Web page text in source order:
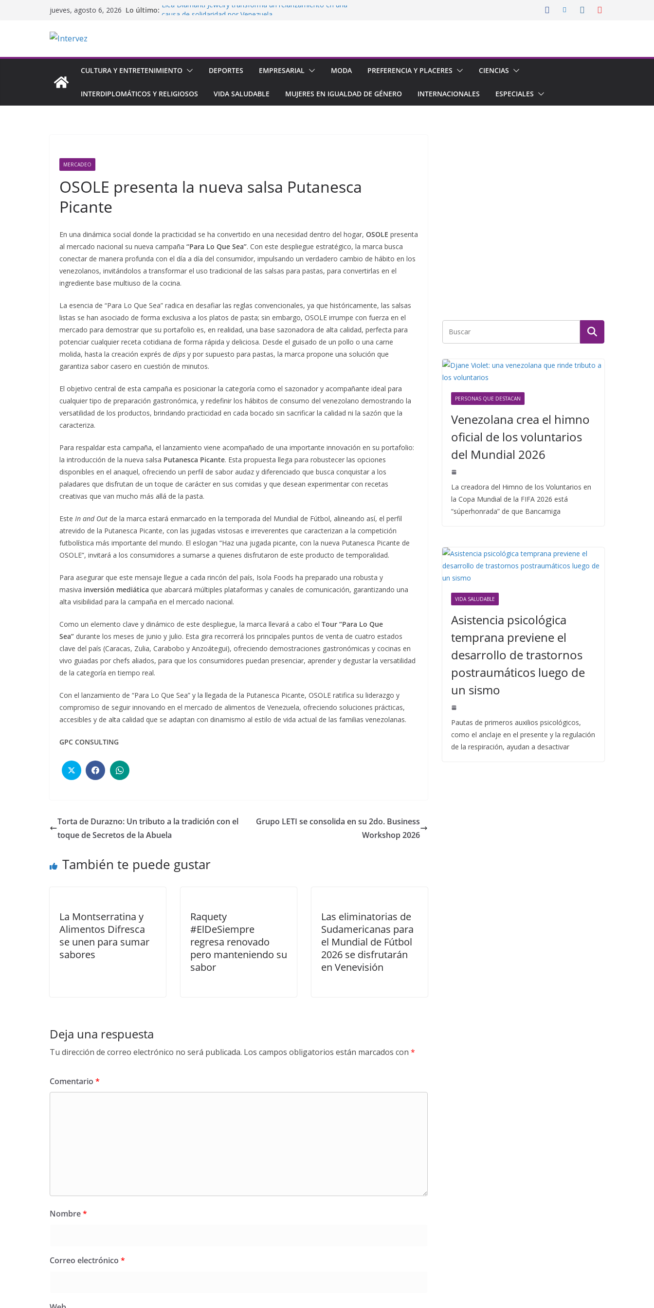
jueves, agosto 6, 2026 Lo último: Elea Diamanti Jewelry transforma un relanzamiento en una
joven en Venezuela
LG y Mundo Total impulsan el acceso a la tecnología con 0%
CULTURA Y ENTRETENIMIENTO DEPORTES EMPRESARIAL MODA PREFERENCIA Y PLACERES CIENCIAS
INTERDIPLOMÁTICOS Y RELIGIOSOS VIDA SALUDABLE MUJERES EN IGUALDAD DE GÉNERO INTERNACIONALES ESPECIALES
MERCADEO
OSOLE presenta la nueva salsa Putanesca
Picante
En una dinámica social donde la practicidad se ha convertido en una necesidad dentro del hogar, OSOLE presenta
al mercado nacional su nueva campaña “Para Lo Que Sea”. Con este despliegue estratégico, la marca busca
conectar de manera profunda con el día a día del consumidor, impulsando un verdadero cambio de hábito en los
venezolanos, invitándolos a transformar el uso tradicional de las salsas para pastas, para convertirlas en el
ingrediente base multiuso de la cocina.
La esencia de “Para Lo Que Sea” radica en desafiar las reglas convencionales, ya que históricamente, las salsas
listas se han asociado de forma exclusiva a los platos de pasta; sin embargo, OSOLE irrumpe con fuerza en el
mercado para demostrar que su portafolio es, en realidad, una base sazonadora de alta calidad, perfecta para
potenciar cualquier receta cotidiana de forma rápida y deliciosa. Desde el guisado de un pollo o una carne
molida, hasta la creación exprés de dips y por supuesto para pastas, la marca propone una solución que
garantiza sabor casero en cuestión de minutos.
El objetivo central de esta campaña es posicionar la categoría como el sazonador y acompañante ideal para
cualquier tipo de preparación gastronómica, y redefinir los hábitos de consumo del venezolano demostrando la
versatilidad de los productos, brindando practicidad en cada bocado sin sacrificar la calidad ni la sazón que la
caracteriza.
Para respaldar esta campaña, el lanzamiento viene acompañado de una importante innovación en su portafolio:
la introducción de la nueva salsa Putanesca Picante. Esta propuesta llega para robustecer las opciones
disponibles en el anaquel, ofreciendo un perfil de sabor audaz y diferenciado que busca conquistar a los
paladares que disfrutan de un toque de carácter en sus comidas y que desean experimentar con recetas
creativas que van mucho más allá de la pasta.
Este In and Out de la marca estará enmarcado en la temporada del Mundial de Fútbol, alineando así, el perfil
atrevido de la Putanesca Picante, con las jugadas vistosas e irreverentes que caracterizan a la competición
futbolística más importante del mundo. El eslogan “Haz una jugada picante, con la nueva Putanesca Picante de
OSOLE”, invitará a los consumidores a sumarse a quienes disfrutaron de este producto de temporalidad.
Para asegurar que este mensaje llegue a cada rincón del país, Isola Foods ha preparado una robusta y
masiva inversión mediática que abarcará múltiples plataformas y canales de comunicación, garantizando una
alta visibilidad para la campaña en el mercado nacional.
Como un elemento clave y dinámico de este despliegue, la marca llevará a cabo el Tour “Para Lo Que
Sea” durante los meses de junio y julio. Esta gira recorrerá los principales puntos de venta de cuatro estados
clave del país (Caracas, Zulia, Carabobo y Anzoátegui), ofreciendo demostraciones gastronómicas y cocinas en
vivo guiadas por chefs aliados, para que los consumidores puedan presenciar, aprender y degustar la versatilidad
de la categoría en tiempo real.
Con el lanzamiento de “Para Lo Que Sea” y la llegada de la Putanesca Picante, OSOLE ratifica su liderazgo y
compromiso de seguir innovando en el mercado de alimentos de Venezuela, ofreciendo soluciones prácticas,
accesibles y de alta calidad que se adaptan con dinamismo al estilo de vida actual de las familias venezolanas.
GPC CONSULTING
Torta de Durazno: Un tributo a la tradición con el
toque de Secretos de la Abuela
Grupo LETI se consolida en su 2do. Business
Workshop 2026
También te puede gustar
La Montserratina y
Alimentos Difresca
se unen para sumar
sabores
Raquety
#ElDeSiempre
regresa renovado
pero manteniendo su
sabor
Las eliminatorias de
Sudamericanas para
el Mundial de Fútbol
2026 se disfrutarán
en Venevisión
Deja una respuesta
Tu dirección de correo electrónico no será publicada. Los campos obligatorios están marcados con *
Comentario *
Nombre*
Correo electrónico *
PERSONAS QUE DESTACAN
Venezolana crea el himno
oficial de los voluntarios
del Mundial 2026
La creadora del Himno de los Voluntarios en
la Copa Mundial de la FIFA 2026 está
“súperhonrada” de que Bancamiga
VIDA SALUDABLE
Asistencia psicológica
temprana previene el
desarrollo de trastornos
postraumáticos luego de
un sismo
Pautas de primeros auxilios psicológicos,
como el anclaje en el presente y la regulación
de la respiración, ayudan a desactivar